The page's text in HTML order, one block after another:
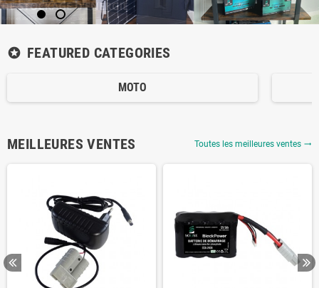
stars FEATURED CATEGORIES
MOTO
MEILLEURES VENTES Toutes les meilleures ventes 